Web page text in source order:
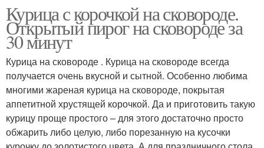
сковороде
Корочка на сковороде
Курица с корочкой на сковороде.
Открытый пирог на сковороде за
30 минут
Курица на сковороде . Курица на сковороде всегда
получается очень вкусной и сытной. Особенно любима
многими жареная курица на сковороде, покрытая
аппетитной хрустящей корочкой. Да и приготовить такую
курицу проще простого – для этого достаточно просто
обжарить либо целую, либо порезанную на кусочки